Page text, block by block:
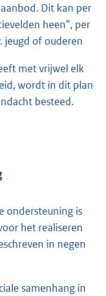
Dit kan per
heen”, per
jeugd of ouderen
met vrijwel elk
wordt in dit plan
besteed.
ondersteuning is
het realiseren
in negen
samenhang in